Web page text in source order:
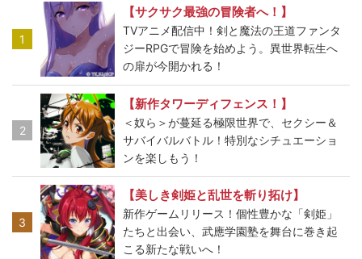
1
【サクサク最強の冒険者へ！】
TVアニメ配信中！剣と魔法の王道ファンタ
ジーRPGで冒険を始めよう。異世界転生へ
の扉が今開かれる！
2
【新作タワーディフェンス！】
＜奴ら＞が蔓延る極限世界で、セクシー＆
サバイバルバトル！特別なシチュエーショ
ンを楽しもう！
3
【美しき剣姫と乱世を斬り拓け】
新作ゲームリリース！個性豊かな「剣姫」
たちと出会い、武應学園塾を舞台に巻き起
こる新たな戦いへ！